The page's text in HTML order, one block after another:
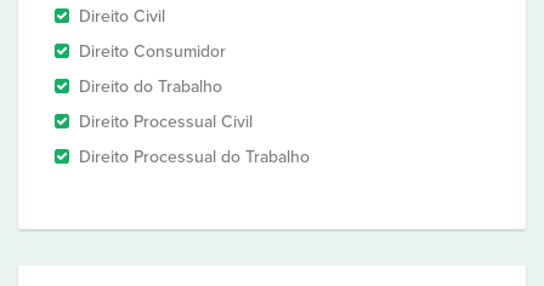
Direito Civil
Direito Consumidor
Direito do Trabalho
Direito Processual Civil
Direito Processual do Trabalho